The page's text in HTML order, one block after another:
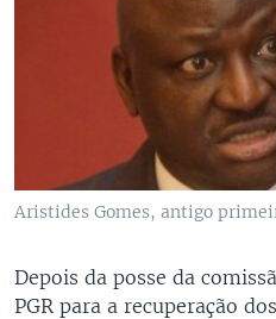
Aristides Gomes, antigo
Depois da posse da
PGR para a recuperação